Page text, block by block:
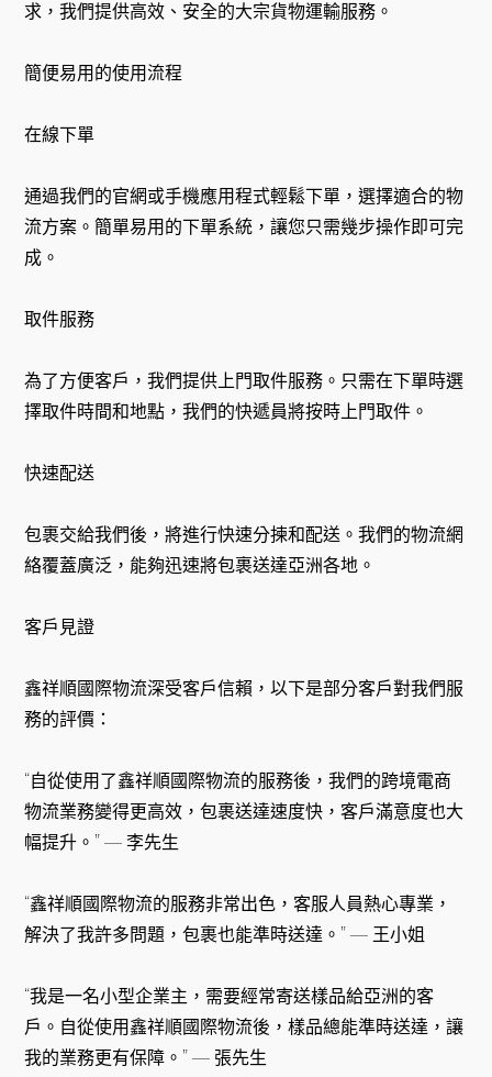
求，我們提供高效、安全的大宗貨物運輸服務。
簡便易用的使用流程
在線下單
通過我們的官網或手機應用程式輕鬆下單，選擇適合的物
流方案。簡單易用的下單系統，讓您只需幾步操作即可完
成。
取件服務
為了方便客戶，我們提供上門取件服務。只需在下單時選
擇取件時間和地點，我們的快遞員將按時上門取件。
快速配送
包裹交給我們後，將進行快速分揀和配送。我們的物流網
絡覆蓋廣泛，能夠迅速將包裹送達亞洲各地。
客戶見證
鑫祥順國際物流深受客戶信賴，以下是部分客戶對我們服
務的評價：
“自從使用了鑫祥順國際物流的服務後，我們的跨境電商
物流業務變得更高效，包裹送達速度快，客戶滿意度也大
幅提升。” — 李先生
“鑫祥順國際物流的服務非常出色，客服人員熱心專業，
解決了我許多問題，包裹也能準時送達。” — 王小姐
“我是一名小型企業主，需要經常寄送樣品給亞洲的客
戶。自從使用鑫祥順國際物流後，樣品總能準時送達，讓
我的業務更有保障。” — 張先生